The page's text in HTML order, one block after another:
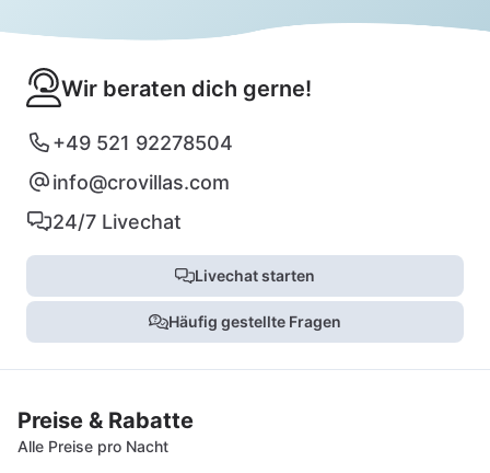
Wir beraten dich gerne!
+49 521 92278504
info@crovillas.com
24/7 Livechat
Livechat starten
Häufig gestellte Fragen
Preise & Rabatte
Alle Preise pro Nacht